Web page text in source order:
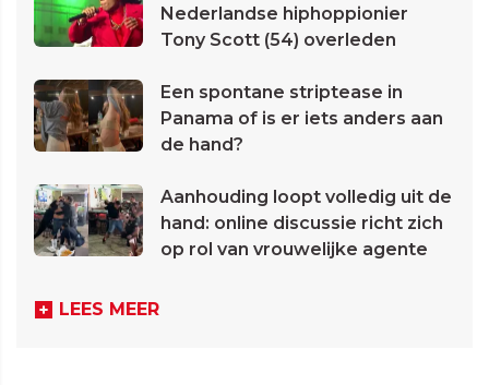
Nederlandse hiphoppionier
Tony Scott (54) overleden
Een spontane striptease in
Panama of is er iets anders aan
de hand?
Aanhouding loopt volledig uit de
hand: online discussie richt zich
op rol van vrouwelijke agente
LEES MEER